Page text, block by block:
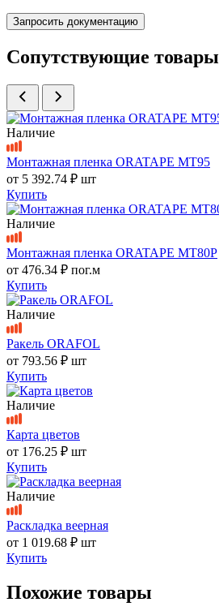
Запросить документацию
Сопутствующие товары
Наличие
Монтажная пленка ORATAPE MT95
от 5 392.74 ₽ шт
Купить
Наличие
Монтажная пленка ORATAPE MT80P
от 476.34 ₽ пог.м
Купить
Наличие
Ракель ORAFOL
от 793.56 ₽ шт
Купить
Наличие
Карта цветов
от 176.25 ₽ шт
Купить
Наличие
Раскладка веерная
от 1 019.68 ₽ шт
Купить
Похожие товары